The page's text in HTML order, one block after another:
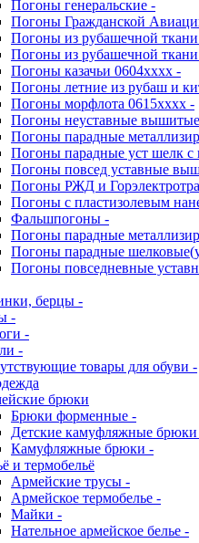
Погоны генеральские -
Погоны Гражданской
Погоны из рубашечной
Погоны из рубашечной
Погоны казачьи 0604хххх -
Погоны летние из рубаш и
Погоны морфлота 0615хххх -
Погоны неуставные
Погоны парадные
Погоны парадные уст шелк
Погоны повсед уставные
Погоны РЖД и
Погоны с пластизолевым
Фальшпогоны -
Погоны парадные
Погоны парадные
Погоны повседневные
берцы -
-
-
-
товары для обуви -
брюки
Брюки форменные -
Детские камуфляжные
Камуфляжные брюки -
и термобельё
Армейские трусы -
Армейское термобелье -
Майки -
Нательное армейское белье -